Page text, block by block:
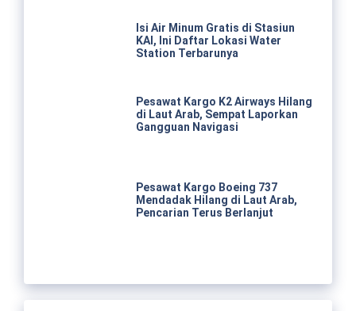
Isi Air Minum Gratis di Stasiun
KAI, Ini Daftar Lokasi Water
Station Terbarunya
Pesawat Kargo K2 Airways Hilang
di Laut Arab, Sempat Laporkan
Gangguan Navigasi
Pesawat Kargo Boeing 737
Mendadak Hilang di Laut Arab,
Pencarian Terus Berlanjut